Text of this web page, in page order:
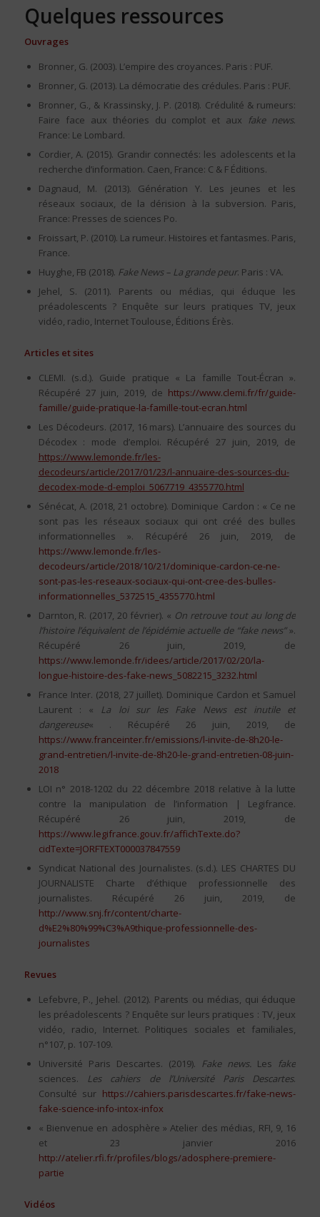
Quelques ressources
Ouvrages
Bronner, G. (2003). L’empire des croyances. Paris : PUF.
Bronner, G. (2013). La démocratie des crédules. Paris : PUF.
Bronner, G., & Krassinsky, J. P. (2018). Crédulité & rumeurs:
Faire face aux théories du complot et aux fake news.
France: Le Lombard.
Cordier, A. (2015). Grandir connectés: les adolescents et la
recherche d’information. Caen, France: C & F Éditions.
Dagnaud, M. (2013). Génération Y. Les jeunes et les
réseaux sociaux, de la dérision à la subversion. Paris,
France: Presses de sciences Po.
Froissart, P. (2010). La rumeur. Histoires et fantasmes. Paris,
France.
Huyghe, FB (2018). Fake News – La grande peur. Paris : VA.
Jehel, S. (2011). Parents ou médias, qui éduque les
préadolescents ? Enquête sur leurs pratiques TV, jeux
vidéo, radio, Internet Toulouse, Éditions Érès.
Articles et sites
CLEMI. (s.d.). Guide pratique « La famille Tout-Écran ».
Récupéré 27 juin, 2019, de https://www.clemi.fr/fr/guide-
famille/guide-pratique-la-famille-tout-ecran.html
Les Décodeurs. (2017, 16 mars). L’annuaire des sources du
Décodex : mode d’emploi. Récupéré 27 juin, 2019, de
https://www.lemonde.fr/les-
decodeurs/article/2017/01/23/l-annuaire-des-sources-du-
decodex-mode-d-emploi_5067719_4355770.html
Sénécat, A. (2018, 21 octobre). Dominique Cardon : « Ce ne
sont pas les réseaux sociaux qui ont créé des bulles
informationnelles ». Récupéré 26 juin, 2019, de
https://www.lemonde.fr/les-
decodeurs/article/2018/10/21/dominique-cardon-ce-ne-
sont-pas-les-reseaux-sociaux-qui-ont-cree-des-bulles-
informationnelles_5372515_4355770.html
Darnton, R. (2017, 20 février). « On retrouve tout au long de
l’histoire l’équivalent de l’épidémie actuelle de “fake news”».
Récupéré 26 juin, 2019, de
https://www.lemonde.fr/idees/article/2017/02/20/la-
longue-histoire-des-fake-news_5082215_3232.html
France Inter. (2018, 27 juillet). Dominique Cardon et Samuel
Laurent : « La loi sur les Fake News est inutile et
dangereuse« . Récupéré 26 juin, 2019, de
https://www.franceinter.fr/emissions/l-invite-de-8h20-le-
grand-entretien/l-invite-de-8h20-le-grand-entretien-08-juin-
2018
LOI n° 2018-1202 du 22 décembre 2018 relative à la lutte
contre la manipulation de l’information | Legifrance.
Récupéré 26 juin, 2019, de
https://www.legifrance.gouv.fr/affichTexte.do?
cidTexte=JORFTEXT000037847559
Syndicat National des Journalistes. (s.d.). LES CHARTES DU
JOURNALISTE Charte d’éthique professionnelle des
journalistes. Récupéré 26 juin, 2019, de
http://www.snj.fr/content/charte-
d%E2%80%99%C3%A9thique-professionnelle-des-
journalistes
Revues
Lefebvre, P., Jehel. (2012). Parents ou médias, qui éduque
les préadolescents ? Enquête sur leurs pratiques : TV, jeux
vidéo, radio, Internet. Politiques sociales et familiales,
n°107, p. 107-109.
Université Paris Descartes. (2019). Fake news. Les fake
sciences. Les cahiers de l’Université Paris Descartes.
Consulté sur https://cahiers.parisdescartes.fr/fake-news-
fake-science-info-intox-infox
« Bienvenue en adosphère » Atelier des médias, RFI, 9, 16
et 23 janvier 2016
http://atelier.rfi.fr/profiles/blogs/adosphere-premiere-
partie
Vidéos